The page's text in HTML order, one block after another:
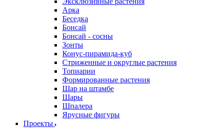
Арка
Беседка
Бонсай
Бонсай - сосны
Зонты
Конус-пирамида-куб
Стриженные и округлые растения
Топиарии
Формированные растения
Шар на штамбе
Шары
Шпалера
Ярусные фигуры
Проекты